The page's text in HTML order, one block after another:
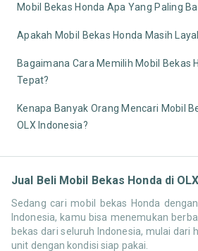
Mobil Bekas Honda Apa Yang Paling
Apakah Mobil Bekas Honda Masih
Bagaimana Cara Memilih Mobil Bekas
Tepat?
Kenapa Banyak Orang Mencari Mobil
OLX Indonesia?
Jual Beli Mobil Bekas Honda di
Sedang cari mobil bekas Honda
Indonesia, kamu bisa menemukan
bekas dari seluruh Indonesia, mulai dari
unit dengan kondisi siap pakai.